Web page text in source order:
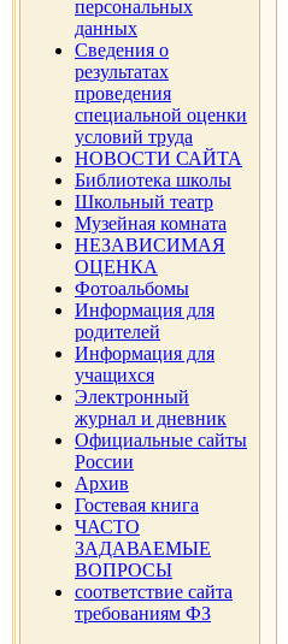
персональных
данных
Сведения о
результатах
проведения
специальной оценки
условий труда
НОВОСТИ САЙТА
Библиотека школы
Школьный театр
Музейная комната
НЕЗАВИСИМАЯ
ОЦЕНКА
Фотоальбомы
Информация для
родителей
Информация для
учащихся
Электронный
журнал и дневник
Официальные сайты
России
Архив
Гостевая книга
ЧАСТО
ЗАДАВАЕМЫЕ
ВОПРОСЫ
соответствие сайта
требованиям ФЗ